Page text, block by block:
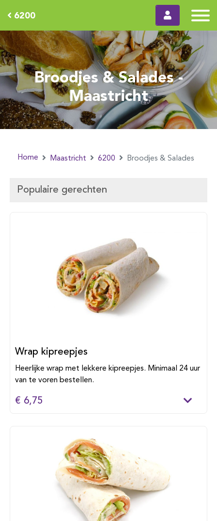
6200
Broodjes & Salades -
Maastricht
Home Maastricht 6200 Broodjes & Salades
Populaire gerechten
Wrap kipreepjes
Heerlijke wrap met lekkere kipreepjes. Minimaal 24 uur
van te voren bestellen.
€ 6,75